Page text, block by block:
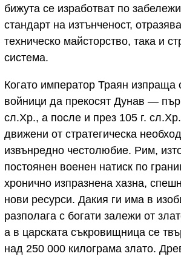
бижута се изработват по
стандарт на изтънченост,
техническо майсторство, така и
система.
Когато император Траян изпраща
войници да прекосят Дунав —
сл.Хр., а после и през 105 г.
движени от стратегическа
извънредно честолюбие. Рим,
постоянен военен натиск по
хронично изпразнена хазна,
нови ресурси. Дакия ги има в
разполага с богати залежи от
а в царската съкровищница се
над 250 000 килограма злато.